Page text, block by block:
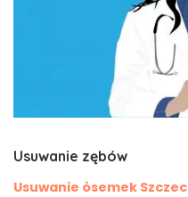
Usuwanie zębów
Usuwanie ósemek